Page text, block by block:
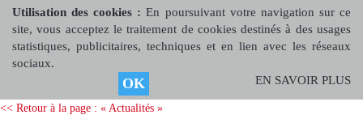
Utilisation des cookies :En poursuivant votre navigation sur ce
site, vous acceptez le traitement de cookies destinés à des usages
statistiques, publicitaires, techniques et en lien avec les réseaux
sociaux.
OK EN SAVOIR PLUS
<< Retour à la page : « Actualités »